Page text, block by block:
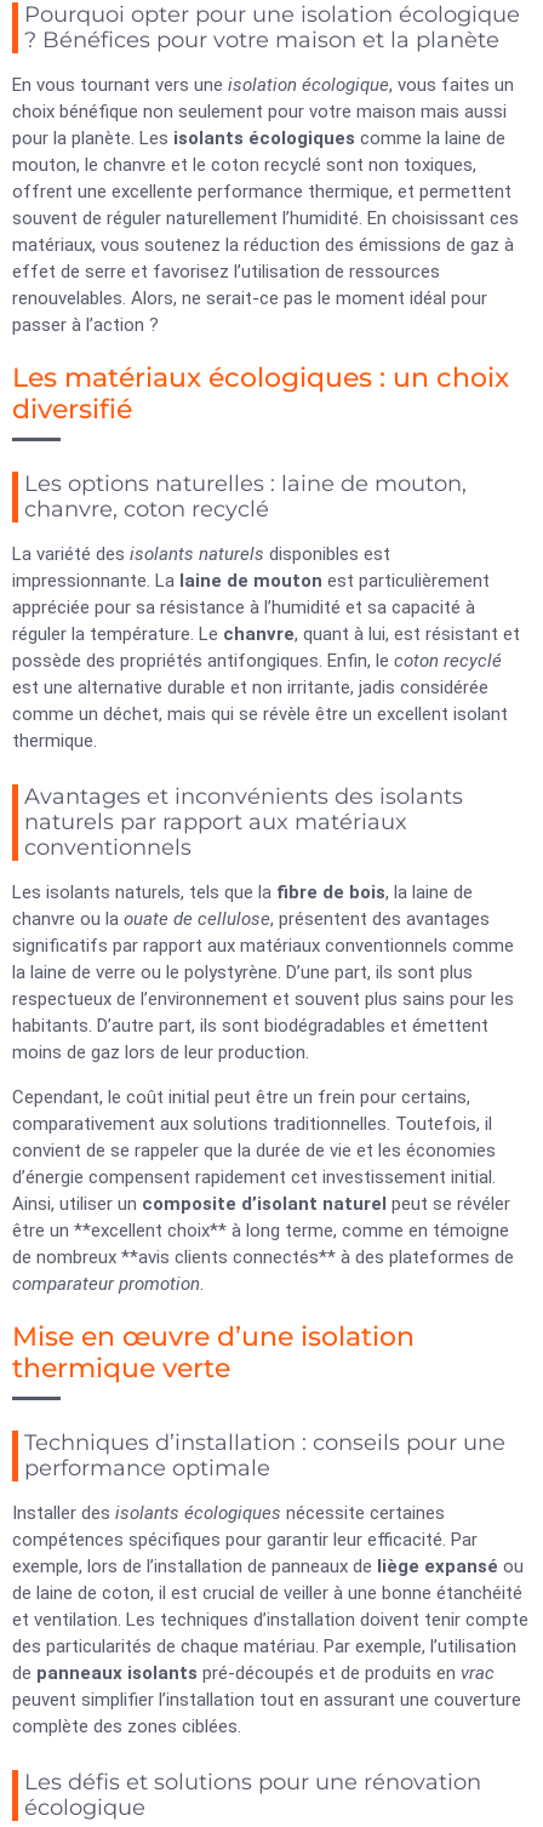
Pourquoi opter pour une isolation écologique
? Bénéfices pour votre maison et la planète
En vous tournant vers une isolation écologique, vous faites un
choix bénéfique non seulement pour votre maison mais aussi
pour la planète. Les isolants écologiques comme la laine de
mouton, le chanvre et le coton recyclé sont non toxiques,
offrent une excellente performance thermique, et permettent
souvent de réguler naturellement l’humidité. En choisissant ces
matériaux, vous soutenez la réduction des émissions de gaz à
effet de serre et favorisez l’utilisation de ressources
renouvelables. Alors, ne serait-ce pas le moment idéal pour
passer à l’action ?
Les matériaux écologiques : un choix
diversifié
Les options naturelles : laine de mouton,
chanvre, coton recyclé
La variété des isolants naturels disponibles est
impressionnante. La laine de mouton est particulièrement
appréciée pour sa résistance à l’humidité et sa capacité à
réguler la température. Le chanvre, quant à lui, est résistant et
possède des propriétés antifongiques. Enfin, le coton recyclé
est une alternative durable et non irritante, jadis considérée
comme un déchet, mais qui se révèle être un excellent isolant
thermique.
Avantages et inconvénients des isolants
naturels par rapport aux matériaux
conventionnels
Les isolants naturels, tels que la fibre de bois, la laine de
chanvre ou la ouate de cellulose, présentent des avantages
significatifs par rapport aux matériaux conventionnels comme
la laine de verre ou le polystyrène. D’une part, ils sont plus
respectueux de l’environnement et souvent plus sains pour les
habitants. D’autre part, ils sont biodégradables et émettent
moins de gaz lors de leur production.
Cependant, le coût initial peut être un frein pour certains,
comparativement aux solutions traditionnelles. Toutefois, il
convient de se rappeler que la durée de vie et les économies
d’énergie compensent rapidement cet investissement initial.
Ainsi, utiliser un composite d’isolant naturel peut se révéler
être un **excellent choix** à long terme, comme en témoigne
de nombreux **avis clients connectés** à des plateformes de
comparateur promotion.
Mise en œuvre d’une isolation
thermique verte
Techniques d’installation : conseils pour une
performance optimale
Installer des isolants écologiques nécessite certaines
compétences spécifiques pour garantir leur efficacité. Par
exemple, lors de l’installation de panneaux de liège expansé ou
de laine de coton, il est crucial de veiller à une bonne étanchéité
et ventilation. Les techniques d’installation doivent tenir compte
des particularités de chaque matériau. Par exemple, l’utilisation
de panneaux isolants pré-découpés et de produits en vrac
peuvent simplifier l’installation tout en assurant une couverture
complète des zones ciblées.
Les défis et solutions pour une rénovation
écologique